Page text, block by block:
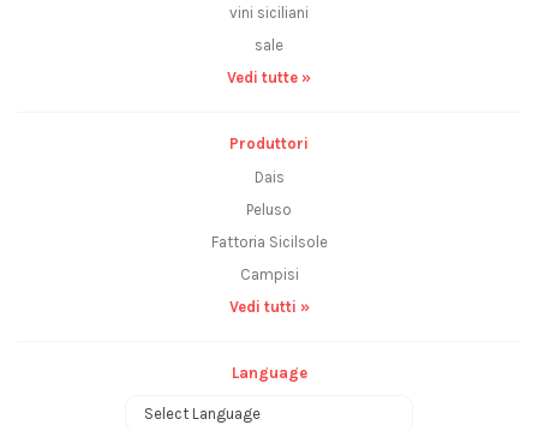
vini siciliani
sale
Vedi tutte »
Produttori
Dais
Peluso
Fattoria Sicilsole
Campisi
Vedi tutti »
Language